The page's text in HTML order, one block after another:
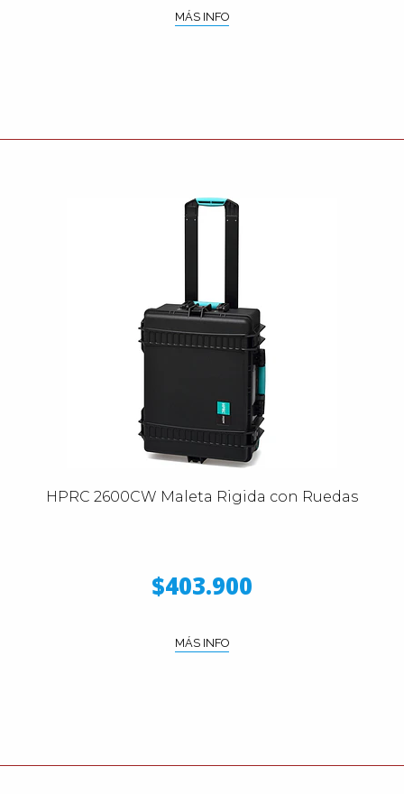
MÁS INFO
HPRC 2600CW Maleta Rigida con Ruedas
$403.900
MÁS INFO